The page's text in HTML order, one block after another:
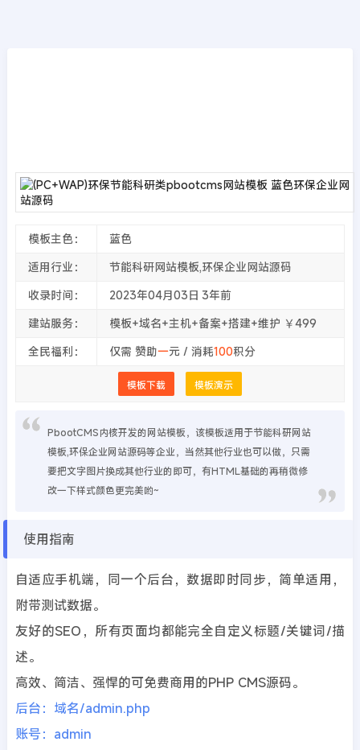
模板主色：
蓝色
适用行业：
节能科研网站模板,环保企业网站源码
收录时间：
2023年04月03日 3年前
建站服务：
模板+域名+主机+备案+搭建+维护 ￥499
全民福利：
仅需 赞助一元 / 消耗100积分
模板下载 模板演示
PbootCMS内核开发的网站模板，该模板适用于节能科研网站
模板,环保企业网站源码等企业，当然其他行业也可以做，只需
要把文字图片换成其他行业的即可，有HTML基础的再稍微修
改一下样式颜色更完美哟~
使用指南
自适应手机端，同一个后台，数据即时同步，简单适用，
附带测试数据。
友好的SEO，所有页面均都能完全自定义标题/关键词/描
述。
高效、简洁、强悍的可免费商用的PHP CMS源码。
后台：域名/admin.php
账号：admin